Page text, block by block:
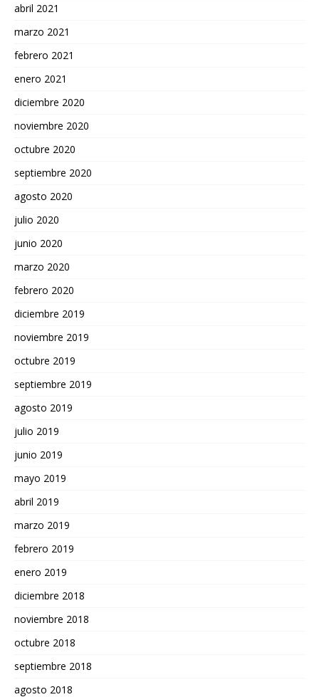
abril 2021
marzo 2021
febrero 2021
enero 2021
diciembre 2020
noviembre 2020
octubre 2020
septiembre 2020
agosto 2020
julio 2020
junio 2020
marzo 2020
febrero 2020
diciembre 2019
noviembre 2019
octubre 2019
septiembre 2019
agosto 2019
julio 2019
junio 2019
mayo 2019
abril 2019
marzo 2019
febrero 2019
enero 2019
diciembre 2018
noviembre 2018
octubre 2018
septiembre 2018
agosto 2018